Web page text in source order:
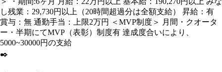
し残業：29,730円以上（20時間超過分は全額支給） 昇給：有
賞与：無 通勤手当：上限2万円 ＜MVP制度＞ 月間・クオータ
ー・半期にてMVP（表彰）制度有 達成度合いにより、
5000~30000円の支給
✒️